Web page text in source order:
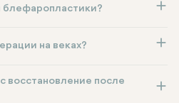
блефаропластики?
на веках?
восстановление после